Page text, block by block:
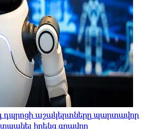
դպրոցի աշակերտները պարտավոր
իրենց գրավոր